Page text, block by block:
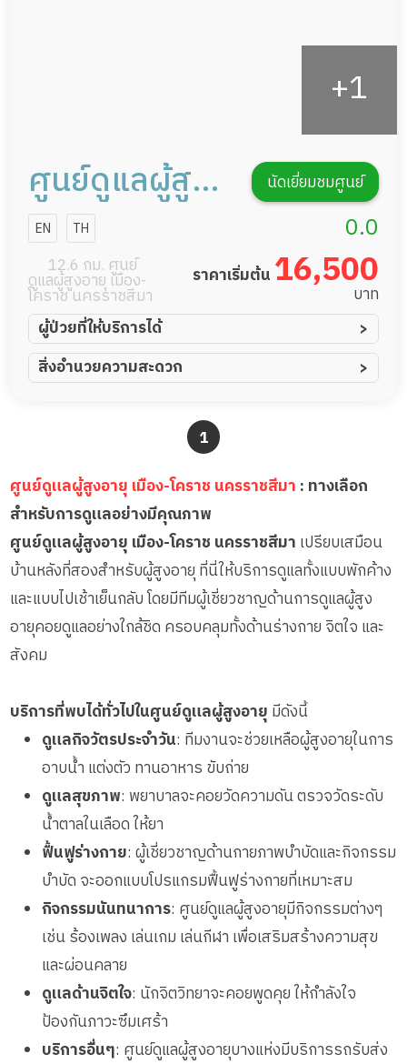
นัดเยี่ยมชมศูนย์
ศูนย์ดูแลผู้สูง
อายุ
นครราชสีมา
รีสอร์ท
EN TH 0.0
12.6 กม. ศูนย์
ดูแลผู้สูงอายุ เมือง-
โคราช นครราชสีมา
ราคาเริ่มต้น 16,500
บาท
ผู้ป่วยที่ให้บริการได้
ผู้ป่วยอัมพาต อัมพฤกษ์
ผู้ป่วยอัลไซเมอร์
ผู้ป่วยที่มาพักฟื้นทำแผลกดทับ
ผู้ป่วยพักฟื้นหลังผ่าตัด
สิ่งอำนวยความสะดวก
แพทย์เฉพาะทาง
อาหารตามโภชนาการ
ดูแลความสะอาด ซักผ้า
กายภาพบำบัด
กิจกรรมนันทนาการ
รายงานข้อมูลสุขภาพ
1
ศูนย์ดูแลผู้สูงอายุ เมือง-โคราช นครราชสีมา : ทางเลือก
สำหรับการดูแลอย่างมีคุณภาพ
ศูนย์ดูแลผู้สูงอายุ เมือง-โคราช นครราชสีมา เปรียบเสมือน
บ้านหลังที่สองสำหรับผู้สูงอายุ ที่นี่ให้บริการดูแลทั้งแบบพักค้าง
และแบบไปเช้าเย็นกลับ โดยมีทีมผู้เชี่ยวชาญด้านการดูแลผู้สูง
อายุคอยดูแลอย่างใกล้ชิด ครอบคลุมทั้งด้านร่างกาย จิตใจ และ
สังคม
บริการที่พบได้ทั่วไปในศูนย์ดูแลผู้สูงอายุ มีดังนี้
ดูแลกิจวัตรประจำวัน: ทีมงานจะช่วยเหลือผู้สูงอายุในการ
อาบน้ำ แต่งตัว ทานอาหาร ขับถ่าย
ดูแลสุขภาพ: พยาบาลจะคอยวัดความดัน ตรวจวัดระดับ
น้ำตาลในเลือด ให้ยา
ฟื้นฟูร่างกาย: ผู้เชี่ยวชาญด้านกายภาพบำบัดและกิจกรรม
บำบัด จะออกแบบโปรแกรมฟื้นฟูร่างกายที่เหมาะสม
กิจกรรมนันทนาการ: ศูนย์ดูแลผู้สูงอายุมีกิจกรรมต่างๆ
เช่น ร้องเพลง เล่นเกม เล่นกีฬา เพื่อเสริมสร้างความสุข
และผ่อนคลาย
ดูแลด้านจิตใจ: นักจิตวิทยาจะคอยพูดคุย ให้กำลังใจ
ป้องกันภาวะซึมเศร้า
บริการอื่นๆ: ศูนย์ดูแลผู้สูงอายุบางแห่งมีบริการรถรับส่ง